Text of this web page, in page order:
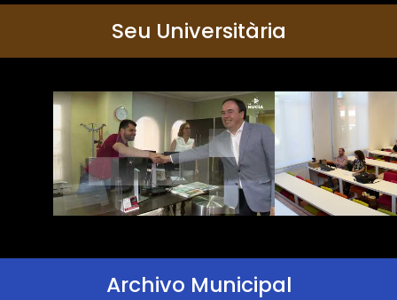
Seu Universitària
Archivo Municipal